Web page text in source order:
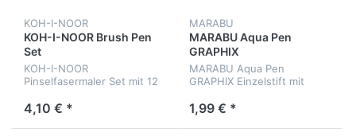
KOH-I-NOOR
KOH-I-NOOR Brush Pen
Set
KOH-I-NOOR
Pinselfasermaler Set mit 12
4,10 € *
MARABU
MARABU Aqua Pen
GRAPHIX
MARABU Aqua Pen
GRAPHIX Einzelstift mit
1,99 € *